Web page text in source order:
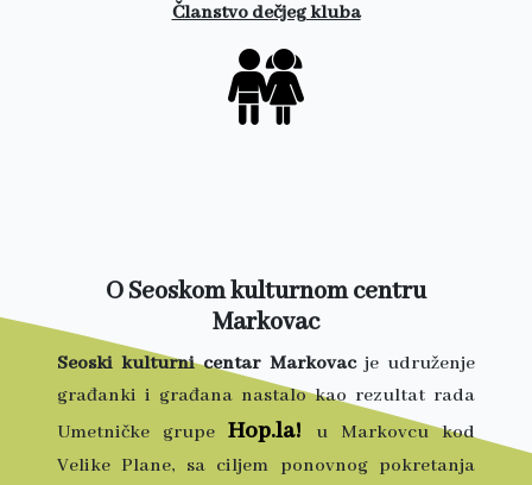
Članstvo dečjeg kluba
O Seoskom kulturnom centru
Markovac
Seoski kulturni centar Markovac je udruženje
građanki i građana nastalo kao rezultat rada
Umetničke grupeHop.la! u Markovcu kod
Velike Plane, sa ciljem ponovnog pokretanja